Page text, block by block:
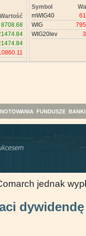
Wartość
8708.68
Symbol
mWIG40
WIG
WIG20lev
NOTOWANIA FUNDUSZE BANKI
jednak
dywidendę